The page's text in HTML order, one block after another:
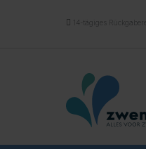
14-tägiges